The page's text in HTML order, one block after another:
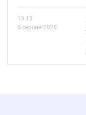
13.13
6 серпня 2026